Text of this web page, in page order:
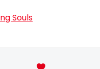
Souls